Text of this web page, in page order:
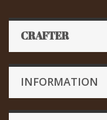
CRAFTER
INFORMATION